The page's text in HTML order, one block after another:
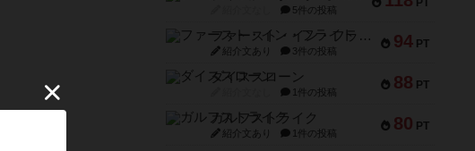
PT
5件の投稿
94 PT
ファースト・イン・フライト
紹介文あり 3件の投稿
88 PT
ダイススローン
1件の投稿
80 PT
ガルフストライク
紹介文あり 1件の投稿